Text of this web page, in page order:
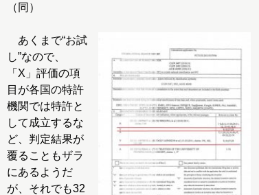
（同）
あくまで“お試
し”なので、
「X」評価の項
目が各国の特許
機関では特許と
して成立するな
ど、判定結果が
覆ることもザラ
にあるようだ
が、それでも32